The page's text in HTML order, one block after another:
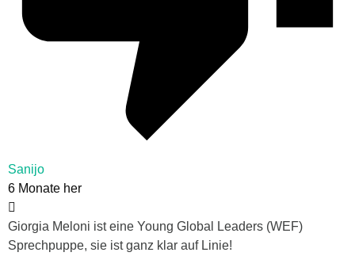
Sanijo
6 Monate her
Giorgia Meloni ist eine Young Global Leaders (WEF)
Sprechpuppe, sie ist ganz klar auf Linie!